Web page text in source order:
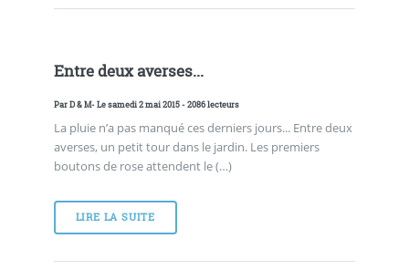
Entre deux averses...
ParD & M- Le samedi 2 mai 2015 - 2086 lecteurs
La pluie n’a pas manqué ces derniers jours... Entre deux
averses, un petit tour dans le jardin. Les premiers
boutons de rose attendent le (…)
LIRE LA SUITE